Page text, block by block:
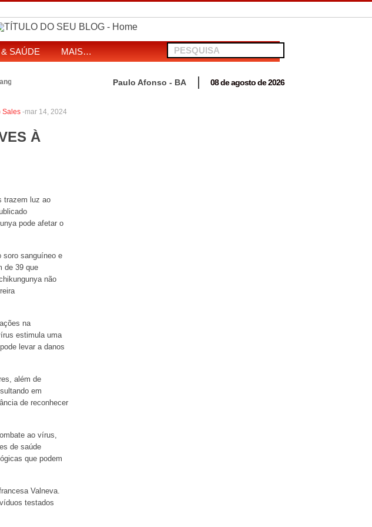
SAÚDE MAIS…
com restrição por estelionato em AntasPaulo Afonso - BA 08 de agosto de 2026
mar 14, 2024
Sales -
À
trazem luz ao
pode afetar o
soro sanguíneo e
de 39 que
não
na
estimula uma
levar a danos
além de
em
de reconhecer
ao vírus,
de saúde
que podem
Valneva.
testados